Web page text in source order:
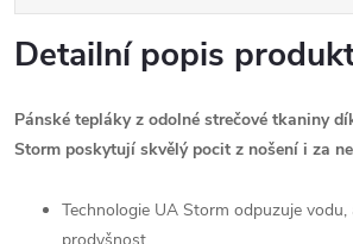
Detailní popis
Pánské tepláky z odolné strečové tkaniny
Storm poskytují skvělý pocit z nošení i za
Technologie UA Storm odpuzuje vodu,